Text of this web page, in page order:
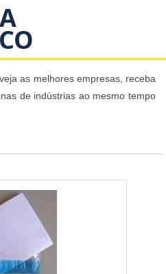
as melhores empresas, receba
de indústrias ao mesmo tempo